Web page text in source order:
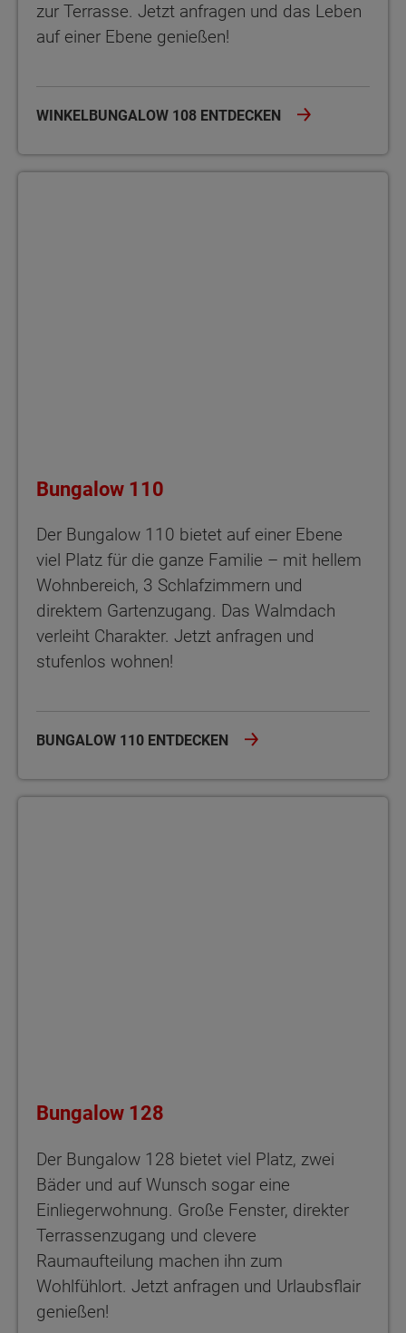
zur Terrasse. Jetzt anfragen und das Leben
auf einer Ebene genießen!
WINKELBUNGALOW 108 ENTDECKEN
Bungalow 110
Der Bungalow 110 bietet auf einer Ebene
viel Platz für die ganze Familie – mit hellem
Wohnbereich, 3 Schlafzimmern und
direktem Gartenzugang. Das Walmdach
verleiht Charakter. Jetzt anfragen und
stufenlos wohnen!
BUNGALOW 110 ENTDECKEN
Bungalow 128
Der Bungalow 128 bietet viel Platz, zwei
Bäder und auf Wunsch sogar eine
Einliegerwohnung. Große Fenster, direkter
Terrassenzugang und clevere
Raumaufteilung machen ihn zum
Wohlfühlort. Jetzt anfragen und Urlaubsflair
genießen!